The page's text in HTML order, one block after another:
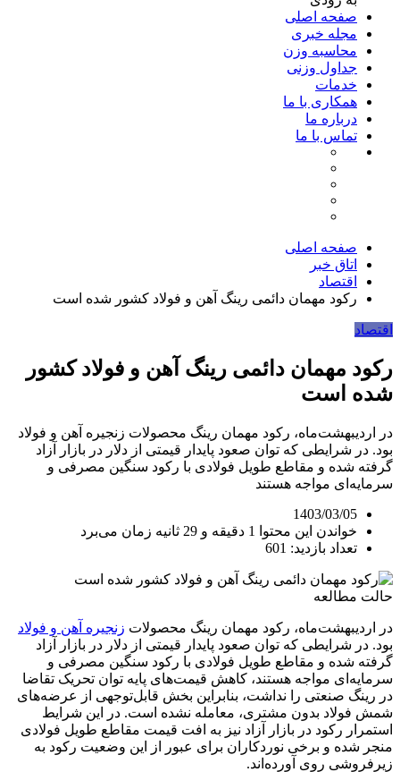
صفحه اصلی
مجله خبری
محاسبه وزن
جداول وزنی
خدمات
همکاری با ما
درباره ما
تماس با ما
صفحه اصلی
اتاق خبر
اقتصاد
رکود مهمان دائمی رینگ آهن و فولاد کشور شده است
اقتصاد
رکود مهمان دائمی رینگ آهن و فولاد کشور
شده است
در اردیبهشت‌ماه، رکود مهمان رینگ محصولات زنجیره آهن و فولاد
بود. در شرایطی که توان صعود پایدار قیمتی از دلار در بازار آزاد
گرفته شده و مقاطع طویل فولادی با رکود سنگین مصرفی و
سرمایه‌‌‌ای مواجه هستند
1403/03/05
خواندن این محتوا 1 دقیقه و 29 ثانیه زمان می‌برد
تعداد بازدید: 601
حالت مطالعه
در اردیبهشت‌ماه، رکود مهمان رینگ محصولات زنجیره آهن و فولاد
بود. در شرایطی که توان صعود پایدار قیمتی از دلار در بازار آزاد
گرفته شده و مقاطع طویل فولادی با رکود سنگین مصرفی و
سرمایه‌‌‌ای مواجه هستند، کاهش قیمت‌های پایه توان تحریک تقاضا
در رینگ صنعتی را نداشت، بنابراین بخش قابل‌توجهی از عرضه‌‌‌های
شمش فولاد بدون مشتری، معامله نشده است. در این شرایط
استمرار رکود در بازار آزاد نیز به افت قیمت‌‌‌ مقاطع طویل فولادی
منجر شده و برخی نوردکاران برای عبور از این وضعیت رکود به
زیرفروشی روی آورده‌‌‌اند.